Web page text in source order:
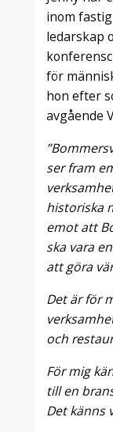
inom
ledarskap
för
hon efter
avgående
ser fram
historiska
emot att
ska vara
att göra
Det är för
och
För mig
till en
Det känns